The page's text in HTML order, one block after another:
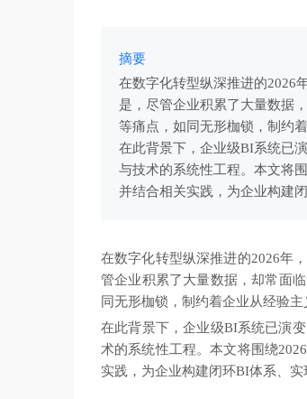
摘要
在数字化转型纵深推进的2026
是，尽管企业积累了大量数据
等痛点，如同无形枷锁，制约
在此背景下，企业级BI系统已
与技术的系统性工程。本文将
并结合相关实践，为企业构建
在数字化转型纵深推进的2026年
管企业积累了大量数据，却常面
同无形枷锁，制约着企业从经验
在此背景下，企业级BI系统已演
术的系统性工程。本文将围绕
实践，为企业构建闭环BI体系、